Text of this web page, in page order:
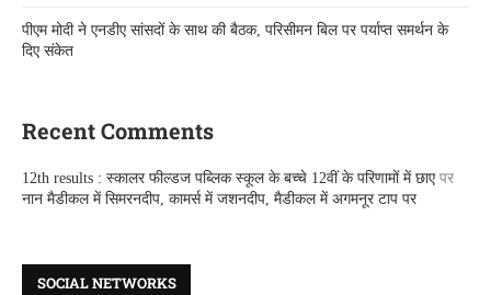
पीएम मोदी ने एनडीए सांसदों के साथ की बैठक, परिसीमन बिल पर पर्याप्त समर्थन के
दिए संकेत
Recent Comments
12th results : स्कालर फील्डज पब्लिक स्कूल के बच्चे 12वीं के परिणामों में छाएपर
नान मैडीकल में सिमरनदीप, कामर्स में जशनदीप, मैडीकल में अगमनूर टाप पर
SOCIAL NETWORKS